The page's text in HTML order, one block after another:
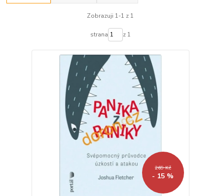
Zobrazuji 1-1 z 1
strana z 1
269 Kč
- 15 %